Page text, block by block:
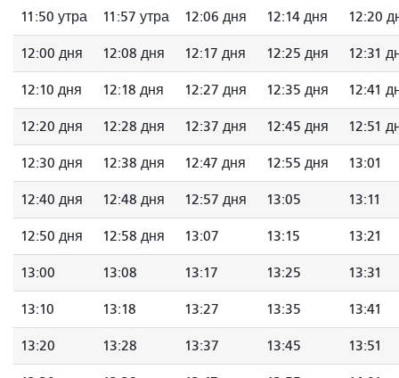
11:50 утра 11:57 утра 12:06 дня 12:14 дня 12:20
12:00 дня 12:08 дня 12:17 дня 12:25 дня 12:31
12:10 дня 12:18 дня 12:27 дня 12:35 дня 12:41
12:20 дня 12:28 дня 12:37 дня 12:45 дня 12:51
12:30 дня 12:38 дня 12:47 дня 12:55 дня 13:01
12:40 дня 12:48 дня 12:57 дня 13:05 13:11
12:50 дня 12:58 дня 13:07 13:15 13:21
13:00 13:08 13:17 13:25 13:31
13:10 13:18 13:27 13:35 13:41
13:20 13:28 13:37 13:45 13:51